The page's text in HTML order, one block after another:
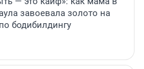
завоевала золото на
бодибилдингу